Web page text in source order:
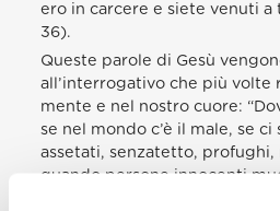
ero in carcere e siete venuti a
36).
Queste parole di Gesù
all’interrogativo che più volte
mente e nel nostro cuore:
se nel mondo c’è il male, se
assetati, senzatetto, profughi,
quando persone innocenti
violenza, del terrorismo, delle